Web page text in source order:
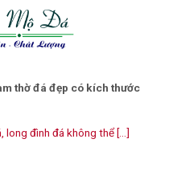
thờ đá đẹp có kích thước
long đình đá không thể [...]